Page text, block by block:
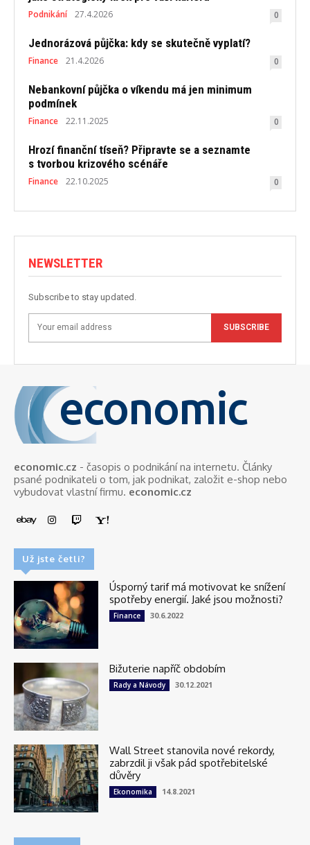
Podnikání 27.4.2026 0
Jednorázová půjčka: kdy se skutečně vyplatí?
Finance 21.4.2026 0
Nebankovní půjčka o víkendu má jen minimum
podmínek
Finance 22.11.2025 0
Hrozí finanční tíseň? Připravte se a seznamte
s tvorbou krizového scénáře
Finance 22.10.2025 0
NEWSLETTER
Subscribe to stay updated.
SUBSCRIBE
economic
economic.cz - časopis o podnikání na internetu. Články
psané podnikateli o tom, jak podnikat, založit e-shop nebo
vybudovat vlastní firmu. economic.cz
Už jste četli?
Úsporný tarif má motivovat ke snížení
spotřeby energií. Jaké jsou možnosti?
Finance 30.6.2022
Bižuterie napříč obdobím
Rady a Návody 30.12.2021
Wall Street stanovila nové rekordy,
zabrzdil ji však pád spotřebitelské
důvěry
Ekonomika 14.8.2021